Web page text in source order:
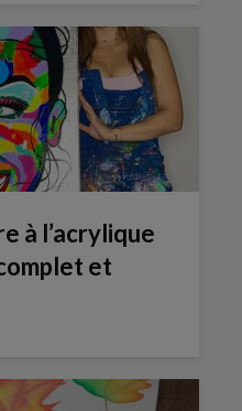
à l’acrylique
et